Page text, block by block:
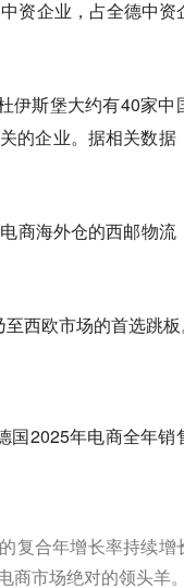
资企业，占全德中资
伊斯堡大约有40家中
的企业。据相关数据
商海外仓的西邮物流
西欧市场的首选跳板
国2025年电商全年销
复合年增长率持续增
市场绝对的领头羊。